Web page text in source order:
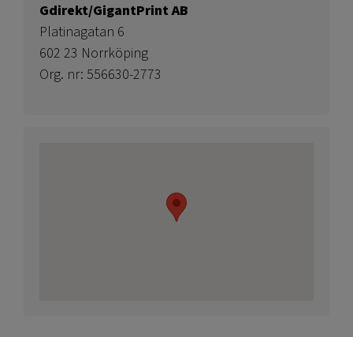
Gdirekt/GigantPrint AB
Platinagatan 6
602 23 Norrköping
Org. nr: 556630-2773